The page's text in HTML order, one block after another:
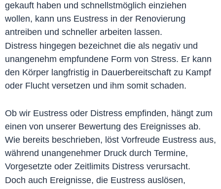
gekauft haben und schnellstmöglich einziehen
wollen, kann uns Eustress in der Renovierung
antreiben und schneller arbeiten lassen.
Distress hingegen bezeichnet die als negativ und
unangenehm empfundene Form von Stress. Er kann
den Körper langfristig in Dauerbereitschaft zu Kampf
oder Flucht versetzen und ihm somit schaden.
Ob wir Eustress oder Distress empfinden, hängt zum
einen von unserer Bewertung des Ereignisses ab.
Wie bereits beschrieben, löst Vorfreude Eustress aus,
während unangenehmer Druck durch Termine,
Vorgesetzte oder Zeitlimits Distress verursacht.
Doch auch Ereignisse, die Eustress auslösen,